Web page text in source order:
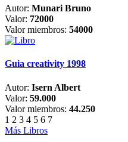
Autor: Munari Bruno
Valor: 72000
Valor miembros: 54000
Guia creativity 1998
Autor: Isern Albert
Valor: 59.000
Valor miembros: 44.250
1 2 3 4 5 6 7
Más Libros